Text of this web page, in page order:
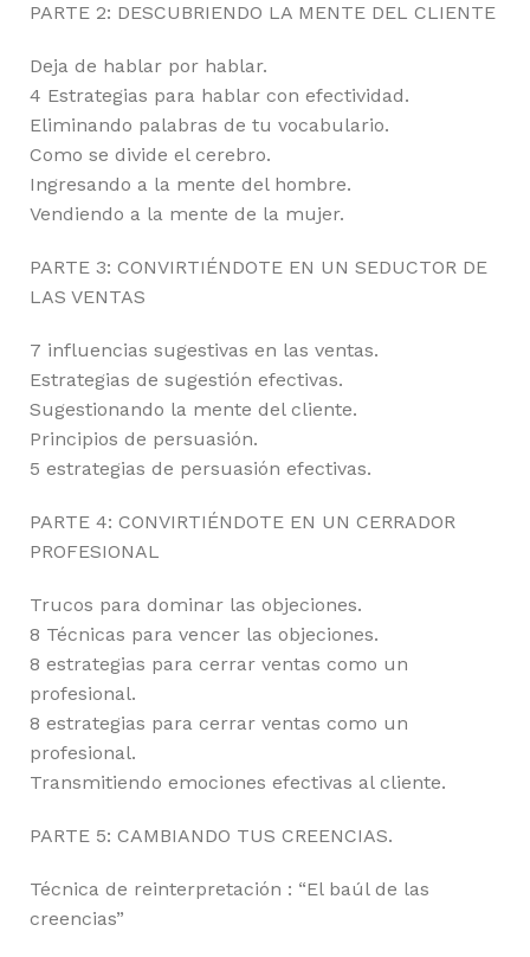
PARTE 2: DESCUBRIENDO LA MENTE DEL CLIENTE
Deja de hablar por hablar.
4 Estrategias para hablar con efectividad.
Eliminando palabras de tu vocabulario.
Como se divide el cerebro.
Ingresando a la mente del hombre.
Vendiendo a la mente de la mujer.
PARTE 3: CONVIRTIÉNDOTE EN UN SEDUCTOR DE
LAS VENTAS
7 influencias sugestivas en las ventas.
Estrategias de sugestión efectivas.
Sugestionando la mente del cliente.
Principios de persuasión.
5 estrategias de persuasión efectivas.
PARTE 4: CONVIRTIÉNDOTE EN UN CERRADOR
PROFESIONAL
Trucos para dominar las objeciones.
8 Técnicas para vencer las objeciones.
8 estrategias para cerrar ventas como un
profesional.
8 estrategias para cerrar ventas como un
profesional.
Transmitiendo emociones efectivas al cliente.
PARTE 5: CAMBIANDO TUS CREENCIAS.
Técnica de reinterpretación : “El baúl de las
creencias”